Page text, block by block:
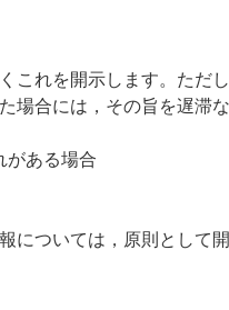
れを開示します。ただ
合には，その旨を遅滞
がある場合
ついては，原則として開